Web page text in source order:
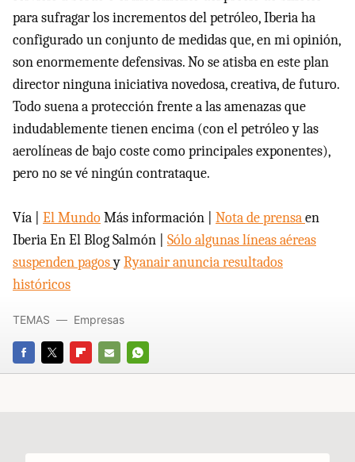
para sufragar los incrementos del petróleo, Iberia ha
configurado un conjunto de medidas que, en mi opinión,
son enormemente defensivas. No se atisba en este plan
director ninguna iniciativa novedosa, creativa, de futuro.
Todo suena a protección frente a las amenazas que
indudablemente tienen encima (con el petróleo y las
aerolíneas de bajo coste como principales exponentes),
pero no se vé ningún contrataque.
Vía | El MundoMás información | Nota de prensaen
Iberia En El Blog Salmón | Sólo algunas líneas aéreas
suspenden pagosyRyanair anuncia resultados
históricos
FACEBOOK
TWITTERFLIPBOARD
E-
WHATSAPP
TEMAS Empresas